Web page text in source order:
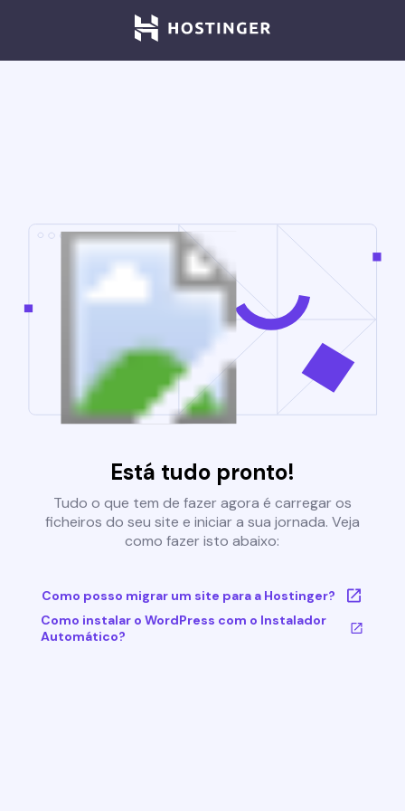
Está tudo pronto!
Tudo o que tem de fazer agora é carregar os
ficheiros do seu site e iniciar a sua jornada. Veja
como fazer isto abaixo:
Como posso migrar um site para a Hostinger?
Como instalar o WordPress com o Instalador
Automático?